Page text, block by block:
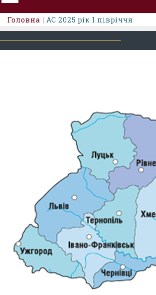
ПРО РСУ
КАНДИДАТИ ДО
РІШЕННЯ РСУ
НОРМАТИВНІ
МІЖНАРОДНІ
СОЦІОЛОГІЧНІ
СИСТЕМА
Головна | АС 2025 рік І півріччя